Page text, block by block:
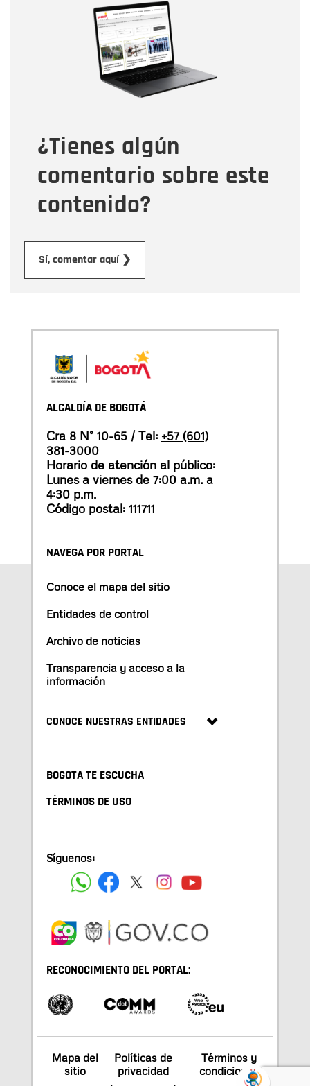
¿Tienes algún
comentario sobre este
contenido?
Sí, comentar aquí ❯
Correo electrónico
Tipo de comentario
Mensaje
ALCALDÍA DE BOGOTÁ
Cra 8 N° 10-65 / Tel: +57 (601)
381-3000
Horario de atención al público:
Lunes a viernes de 7:00 a.m. a
4:30 p.m.
Código postal: 111711
NAVEGA POR PORTAL
Conoce el mapa del sitio
Entidades de control
Archivo de noticias
Transparencia y acceso a la
información
CONOCE NUESTRAS ENTIDADES
BOGOTA TE ESCUCHA
TÉRMINOS DE USO
Síguenos:
RECONOCIMIENTO DEL PORTAL:
Mapa del
sitio
Políticas de
privacidad
Términos y
condiciones